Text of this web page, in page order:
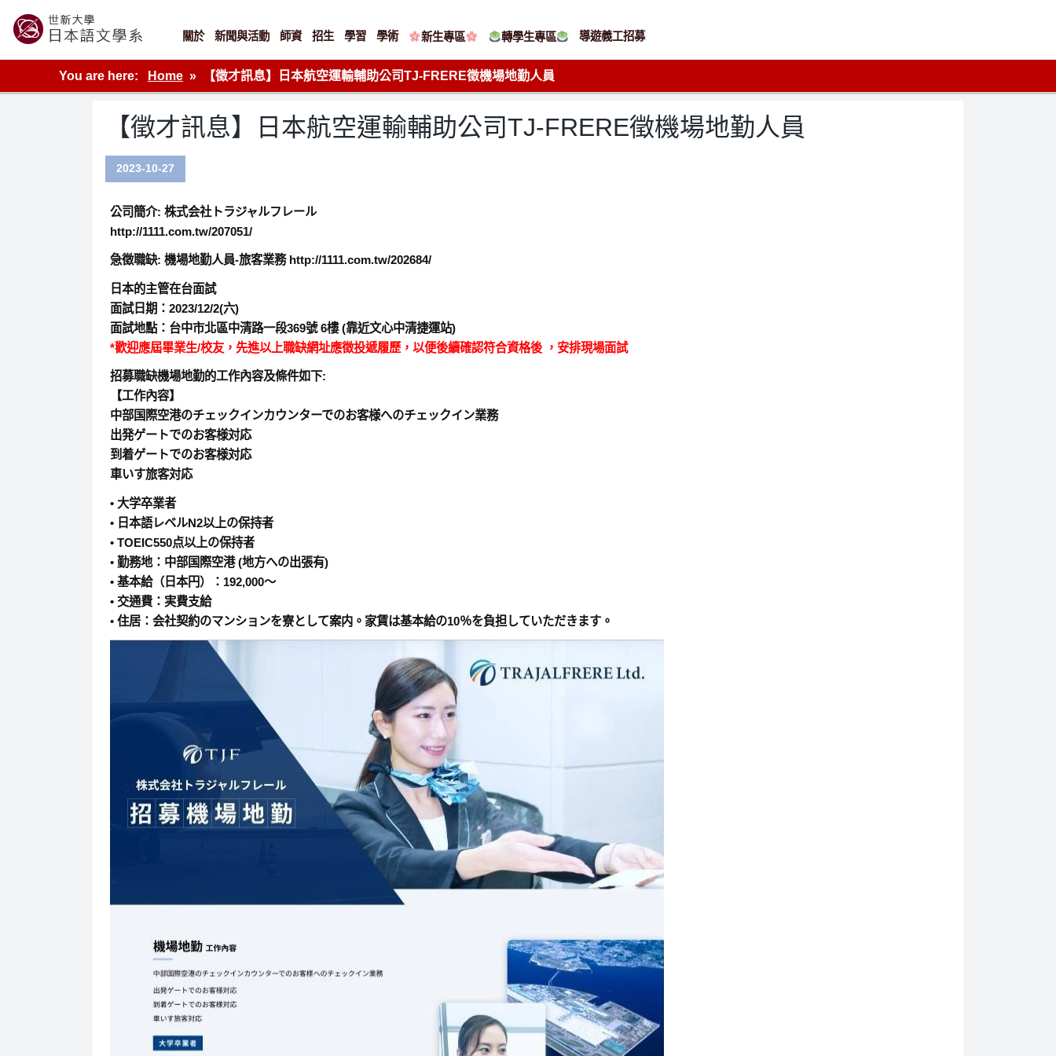
content
世新大學教學單位的網站
關於 新聞與活動 師資 招生 學習 學術 新生專區 轉學生專區 導遊義工招募
You are here: Home 【徵才訊息】日本航空運輸輔助公司TJ-FRERE徵機場地勤人員
【徵才訊息】日本航空運輸輔助公司TJ-FRERE徵機場地勤人員
2023-10-27
公司簡介: 株式会社トラジャルフレール
http://1111.com.tw/207051/
急徵職缺: 機場地勤人員-旅客業務 http://1111.com.tw/202684/
日本的主管在台面試
面試日期： 2023/12/2(六)
面試地點：台中市北區中清路一段369號 6樓 (靠近文心中清捷運站)
*歡迎應屆畢業生/校友，先進以上職缺網址應徵投遞履歷，以便後續確認符合資格後 ，安排現場面試
招募職缺機場地勤的工作內容及條件如下:
【工作內容】
中部国際空港のチェックインカウンターでのお客様へのチェックイン業務
出発ゲートでのお客様対応
到着ゲートでのお客様対応
車いす旅客対応
• 大学卒業者
• 日本語レベルN2以上の保持者
• TOEIC550点以上の保持者
• 勤務地：中部国際空港 (地方への出張有)
• 基本給（日本円）：192,000～
• 交通費：実費支給
• 住居：会社契約のマンションを寮として案内。家賃は基本給の10％を負担していただきます。